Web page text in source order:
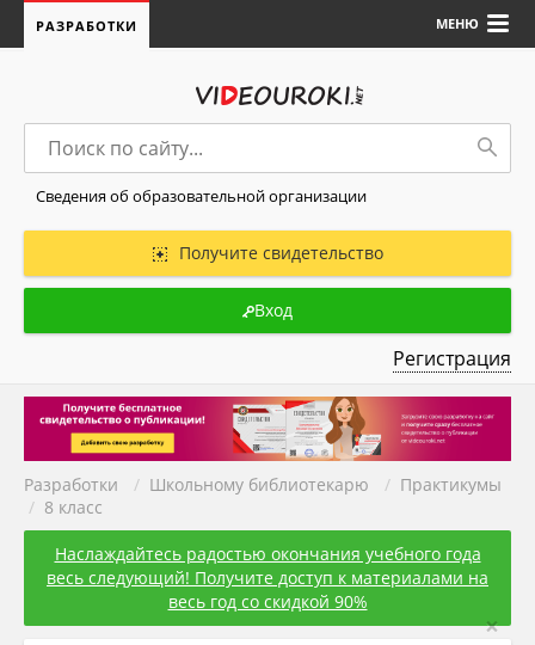
МЕНЮ
РАЗРАБОТКИ
Сведения об образовательной организации
Получите свидетельство
Вход
Регистрация
Разработки / Школьному библиотекарю / Практикумы
/ 8 класс
Наслаждайтесь радостью окончания учебного года
весь следующий! Получите доступ к материалами на
весь год со скидкой 90%
×